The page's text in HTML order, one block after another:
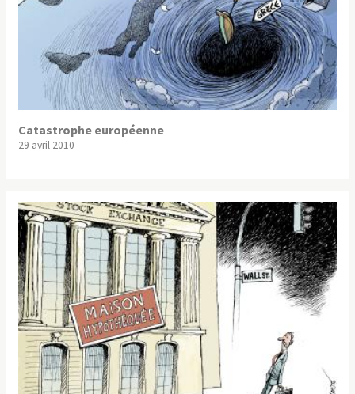
Catastrophe européenne
29 avril 2010